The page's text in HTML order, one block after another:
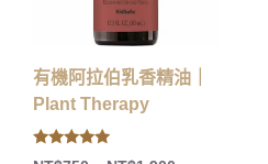
有機阿拉伯乳香精油｜
Plant Therapy
5.00